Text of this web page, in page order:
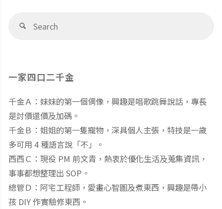
住
朵"
本
【早
安】
者
Jan
Search
一家四口二千金
千金Ａ：妹妹的第一個偶像，興趣是唱歌跳舞說話，專長
是討價還價及加碼。
千金Ｂ：姐姐的第一隻寵物，深具個人主張，特技是一歲
多可用 4 種語言說「不」。
西西Ｃ：現役 PM 前文青，熱衷於優化生活及蒐集資訊，
事事都想整理出 SOP。
總管Ｄ：阿宅工程師，愛畫心智圖及煮東西，興趣是帶小
孩 DIY 作實驗修東西。